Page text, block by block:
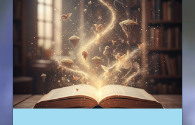
tradimenti, tra killer ustascia, agenti
sloveni, russi, serbi e giornalisti
doppiogioc